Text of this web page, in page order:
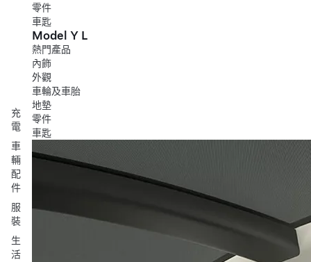
充
電
車
輛
配
件
服
裝
生
活
零件
車匙
Model Y L
熱門產品
內飾
外觀
車輪及車胎
地墊
零件
車匙